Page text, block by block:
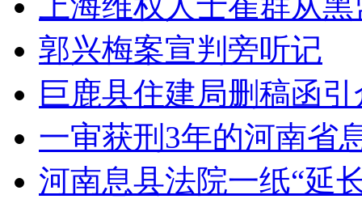
郭兴梅案宣判旁听记
巨鹿县住建局删稿函
一审获刑3年的河南省
河南息县法院一纸“延